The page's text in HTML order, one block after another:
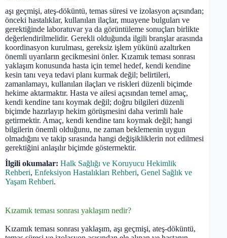
aşı geçmişi, ateş-döküntü, temas süresi ve izolasyon açısından;
önceki hastalıklar, kullanılan ilaçlar, muayene bulguları ve
gerektiğinde laboratuvar ya da görüntüleme sonuçları birlikte
değerlendirilmelidir. Gerekli olduğunda ilgili branşlar arasında
koordinasyon kurulması, gereksiz işlem yükünü azaltırken
önemli uyarıların gecikmesini önler. Kızamık teması sonrası
yaklaşım konusunda hasta için temel hedef, kendi kendine
kesin tanı veya tedavi planı kurmak değil; belirtileri,
zamanlamayı, kullanılan ilaçları ve riskleri düzenli biçimde
hekime aktarmaktır. Hasta ve ailesi açısından temel amaç,
kendi kendine tanı koymak değil; doğru bilgileri düzenli
biçimde hazırlayıp hekim görüşmesini daha verimli hale
getirmektir. Amaç, kendi kendine tanı koymak değil; hangi
bilgilerin önemli olduğunu, ne zaman beklemenin uygun
olmadığını ve takip sırasında hangi değişikliklerin not edilmesi
gerektiğini anlaşılır biçimde göstermektir.
İlgili okumalar: Halk Sağlığı ve Koruyucu Hekimlik
Rehberi, Enfeksiyon Hastalıkları Rehberi, Genel Sağlık ve
Yaşam Rehberi.
Kızamık teması sonrası yaklaşım nedir?
Kızamık teması sonrası yaklaşım, aşı geçmişi, ateş-döküntü,